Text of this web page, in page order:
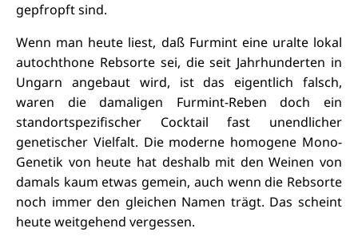
gepfropft sind.
Wenn man heute liest, daß Furmint eine uralte lokal
autochthone Rebsorte sei, die seit Jahrhunderten in
Ungarn angebaut wird, ist das eigentlich falsch,
waren die damaligen Furmint-Reben doch ein
standortspezifischer Cocktail fast unendlicher
genetischer Vielfalt. Die moderne homogene Mono-
Genetik von heute hat deshalb mit den Weinen von
damals kaum etwas gemein, auch wenn die Rebsorte
noch immer den gleichen Namen trägt. Das scheint
heute weitgehend vergessen.